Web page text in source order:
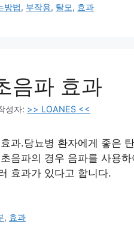
방법, 부작용, 탈모, 효과
음파 효과
성자: >> LOANES <<
과.당뇨병 환자에게 좋은
음파의 경우 음파를 사용
효과가 있다고 합니다.
, 효과